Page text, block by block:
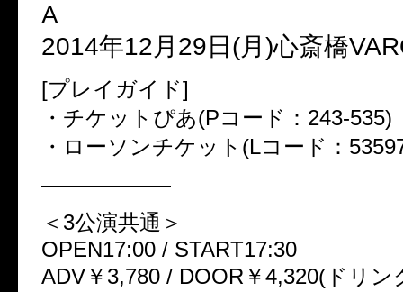
A
2014年12月29日(月)心斎橋
[プレイガイド]
・チケットぴあ(Pコード：243-535)
・ローソンチケット(Lコード：
——————
＜3公演共通＞
OPEN17:00 / START17:30
ADV￥3,780 / DOOR￥4,320(ドリン